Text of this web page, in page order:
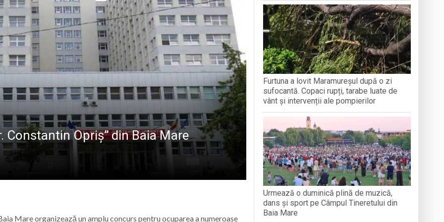
„Laurențiu Ulici” din Sighet găzduiește o nouă întâlnire a clubului de carte „Legături Literare”
Baia Mare, gazda unui eveniment internațional dedicat prieteniei și diversității culturale
Lăpuș și voluntarii maltezi, în mijlocul copiilor din Tabăra Creștină „Dragoste și Prietenie” din
la Planetariul Baia Mare: Poveștile cerului întâlnesc simboluri străvechi
Constantin Opriș” din Baia Mare
Mare organizează un amplu concurs pentru ocuparea a numeroase
Furtuna a lovit Maramureșul după o zi
sufocantă. Copaci rupți, tarabe luate de
vânt și intervenții ale pompierilor
Urmează o duminică plină de muzică,
dans și sport pe Câmpul Tineretului din
Baia Mare